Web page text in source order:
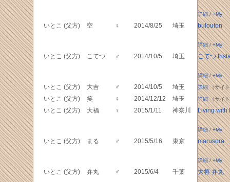
詳細/+My
いとこ (父方) 空 ♀ 2014/8/25 埼玉 bulouton
詳細/+My
いとこ (父方) こてつ ♂ 2014/10/5 埼玉 こてつ
詳細/+My
いとこ (父方) 大吉 ♂ 2014/10/5 埼玉 詳細（サイト
いとこ (父方) 笑 ♀ 2014/12/12 埼玉 詳細（サイト
いとこ (父方) 大福 ♀ 2015/1/11 神奈川 Living with
詳細/+My
いとこ (父方) まる ♂ 2015/5/16 東京 marusora
詳細/+My
いとこ (父方) 弁丸 ♂ 2015/6/4 千葉 大将 弁丸